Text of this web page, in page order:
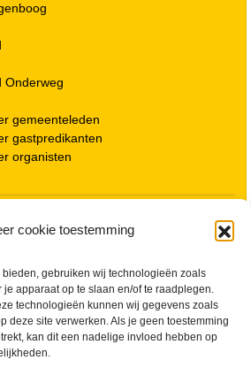
cookie toestemming
gebruiken wij technologieën zoals
apparaat op te slaan en/of te raadplegen.
technologieën kunnen wij gegevens zoals
deze site verwerken. Als je geen toestemming
kan dit een nadelige invloed hebben op
Onderweg
gemeenteleden
gastpredikanten
organisten
Kerk
/ koster
kerkblad en website
en gedragscode